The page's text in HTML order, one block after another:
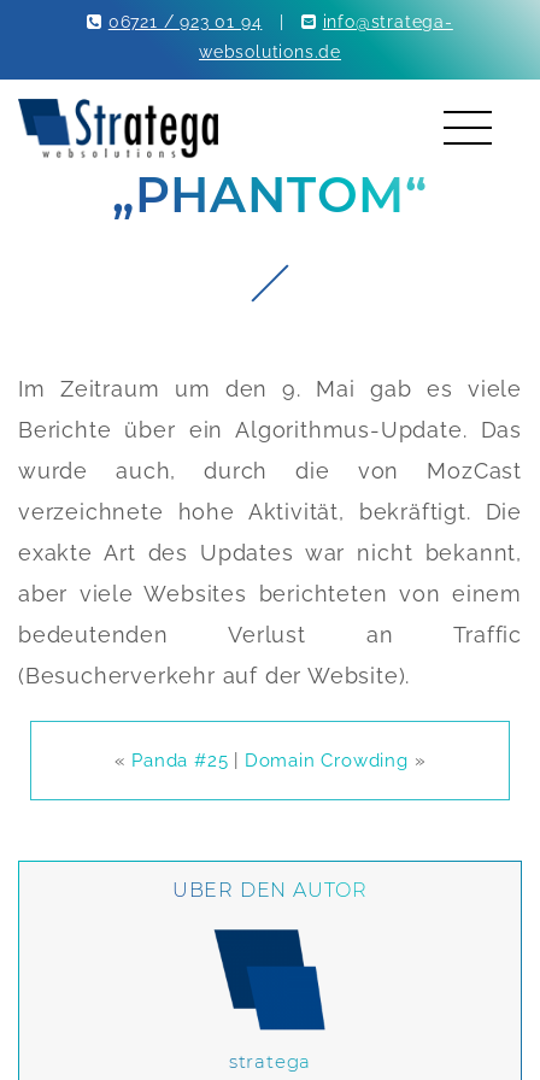
06721 / 923 01 94
info@stratega-
websolutions.de
„PHANTOM“
Im Zeitraum um den 9. Mai gab es viele
Berichte über ein Algorithmus-Update. Das
wurde auch, durch die von MozCast
verzeichnete hohe Aktivität, bekräftigt. Die
exakte Art des Updates war nicht bekannt,
aber viele Websites berichteten von einem
bedeutenden Verlust an Traffic
(Besucherverkehr auf der Website).
« Panda #25 Domain Crowding »
ÜBER DEN AUTOR
stratega